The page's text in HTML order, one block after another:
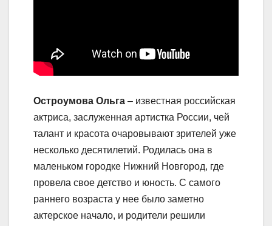
Остроумова Ольга – известная российская
актриса, заслуженная артистка России, чей
талант и красота очаровывают зрителей уже
несколько десятилетий. Родилась она в
маленьком городке Нижний Новгород, где
провела свое детство и юность. С самого
раннего возраста у нее было заметно
актерское начало, и родители решили